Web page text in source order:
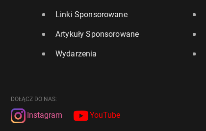
Linki Sponsorowane
Artykuły Sponsorowane
Wydarzenia
DOŁĄCZ DO NAS:
Instagram YouTube